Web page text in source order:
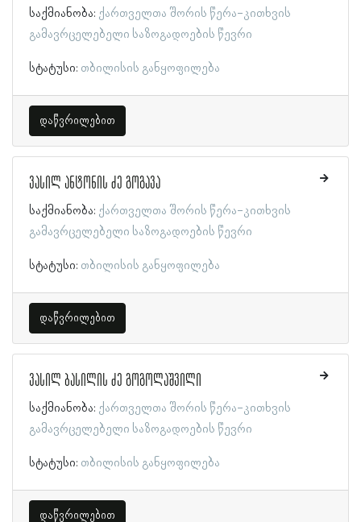
საქმიანობა: ქართველთა შორის წერა-კითხვის
გამავრცელებელი საზოგადოების წევრი
სტატუსი: თბილისის განყოფილება
დაწვრილებით
ვასილ ანტონის ძე გოგავა
საქმიანობა: ქართველთა შორის წერა-კითხვის
გამავრცელებელი საზოგადოების წევრი
სტატუსი: თბილისის განყოფილება
დაწვრილებით
ვასილ ბასილის ძე გოგოლაშვილი
საქმიანობა: ქართველთა შორის წერა-კითხვის
გამავრცელებელი საზოგადოების წევრი
სტატუსი: თბილისის განყოფილება
დაწვრილებით